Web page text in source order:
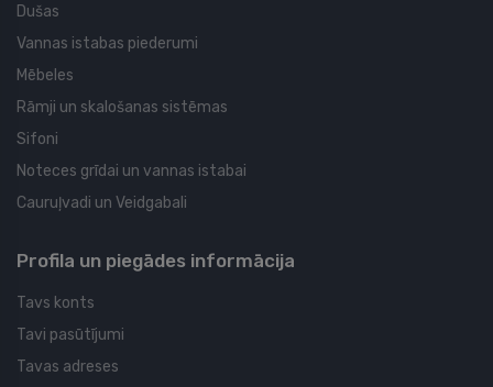
Dušas
Vannas istabas piederumi
Mēbeles
Rāmji un skalošanas sistēmas
Sifoni
Noteces grīdai un vannas istabai
Cauruļvadi un Veidgabali
Profila un piegādes informācija
Tavs konts
Tavi pasūtījumi
Tavas adreses